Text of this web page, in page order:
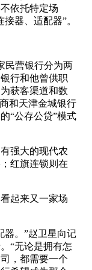
依托特定场
器、适配器”。
营银行分为两
行和他曾供职
获客渠道和数
和天津金城银行
“公存公贷”模式
强大的现代农
红旗连锁则在
起来又一家场
。”赵卫星向记
“无论是拥有怎
，都需要一个